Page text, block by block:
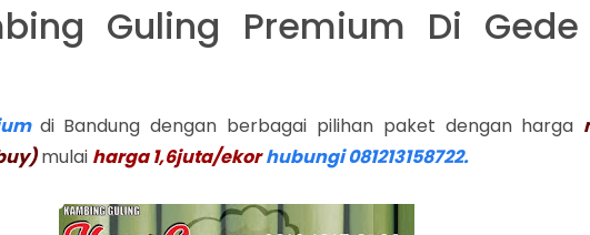
Guling Premium Di
di Bandung dengan berbagai pilihan paket dengan harga
mulai harga 1,6juta/ekor hubungi 081213158722.